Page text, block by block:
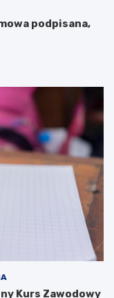
podpisana,
Kurs Zawodowy